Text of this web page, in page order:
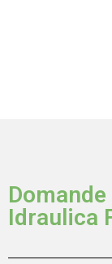
Idraulica